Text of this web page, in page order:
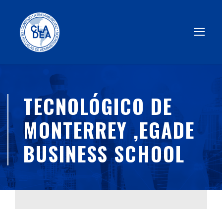
TECNOLÓGICO DE
MONTERREY ,EGADE
BUSINESS SCHOOL